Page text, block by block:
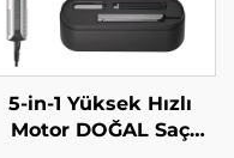
5-in-1 Yüksek Hızlı
Motor DOĞAL Saç